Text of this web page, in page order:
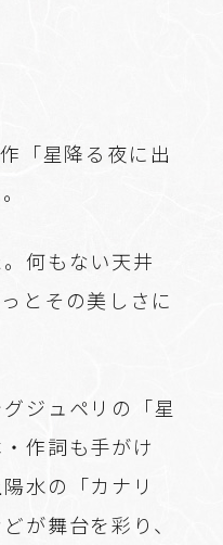
「星降る夜に出
何もない天井
とその美しさに
ジュペリの「星
作詞も手がけ
水の「カナリ
が舞台を彩り、